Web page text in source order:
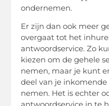
ondernemen.
Er zijn dan ook meer
overgaat tot het
antwoordservice. Zo
kiezen om de gehele
nemen, maar je kunt
deel van je
nemen. Het is echter